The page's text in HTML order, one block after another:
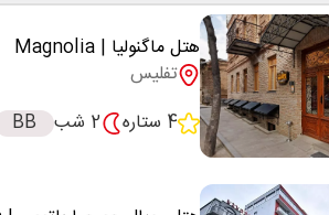
هتل ماگنولیا | Magnolia
تفلیس
4 ستاره
2 شب BB